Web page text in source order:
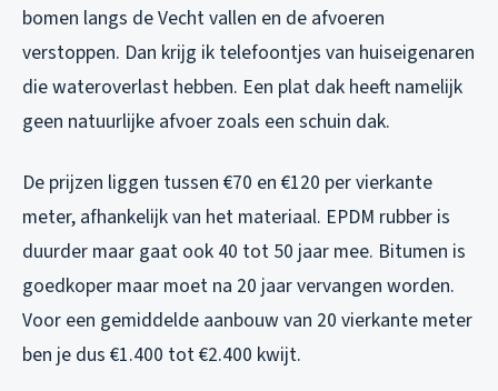
bomen langs de Vecht vallen en de afvoeren
verstoppen. Dan krijg ik telefoontjes van huiseigenaren
die wateroverlast hebben. Een plat dak heeft namelijk
geen natuurlijke afvoer zoals een schuin dak.
De prijzen liggen tussen €70 en €120 per vierkante
meter, afhankelijk van het materiaal. EPDM rubber is
duurder maar gaat ook 40 tot 50 jaar mee. Bitumen is
goedkoper maar moet na 20 jaar vervangen worden.
Voor een gemiddelde aanbouw van 20 vierkante meter
ben je dus €1.400 tot €2.400 kwijt.